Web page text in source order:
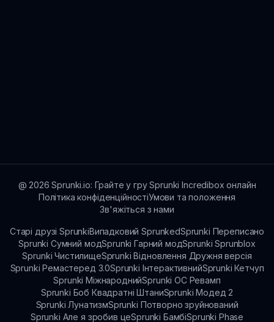
@ 2026 Sprunki.io: Грайте у гру Sprunki Incredibox онлайн
Політика конфіденційностіУмови та положення
Зв'яжіться з нами
Старі друзі SprunkiВипадковий SprunkedSprunki Переписано
Sprunki Сумний модSprunki Гарний модSprunki Sprunblox
Sprunki ЧистилищеSprunki Відновлення Дружня версія
Sprunki Ремастеред 3.0Sprunki ІнтерактивнийSprunki Кетчуп
Sprunki МіжнароднийSprunki OC Ревамп
Sprunki Боб Квадратні ШтаниSprunki Модед 2
Sprunki ЛунатизмSprunki Потворно зруйнований
Sprunki Але я зробив цеSprunki БамбіSprunki Phase